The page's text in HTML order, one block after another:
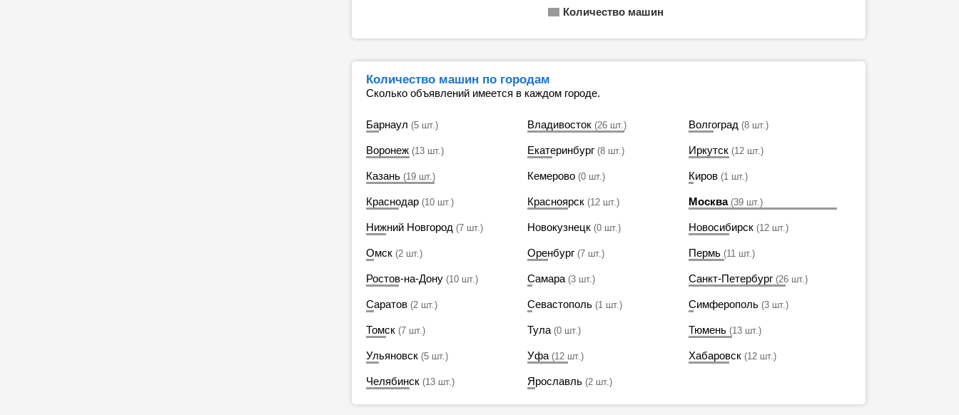
Количество машин
Количество машин по городам
Сколько объявлений имеется в каждом городе.
Барнаул (5 шт.) Владивосток (26 шт.) Волгоград (8 шт.)
Воронеж (13 шт.) Екатеринбург (8 шт.) Иркутск (12 шт.)
Казань (19 шт.) Кемерово (0 шт.) Киров (1 шт.)
Краснодар (10 шт.) Красноярск (12 шт.) Москва (39 шт.)
Нижний Новгород (7 шт.) Новокузнецк (0 шт.) Новосибирск (12 шт.)
Омск (2 шт.) Оренбург (7 шт.) Пермь (11 шт.)
Ростов-на-Дону (10 шт.) Самара (3 шт.) Санкт-Петербург (26 шт.)
Саратов (2 шт.) Севастополь (1 шт.) Симферополь (3 шт.)
Томск (7 шт.) Тула (0 шт.) Тюмень (13 шт.)
Ульяновск (5 шт.) Уфа (12 шт.) Хабаровск (12 шт.)
Челябинск (13 шт.) Ярославль (2 шт.)